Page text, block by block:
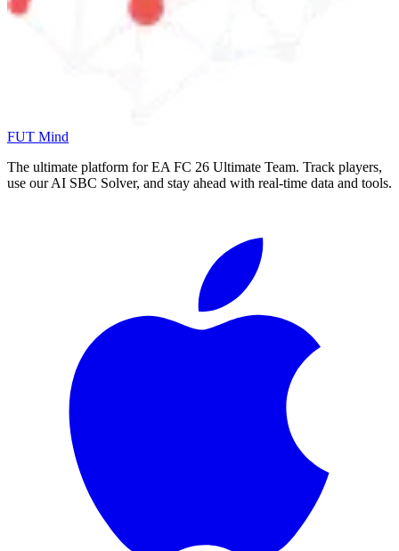
FUT Mind
The ultimate platform for EA FC 26 Ultimate Team. Track players,
use our AI SBC Solver, and stay ahead with real-time data and tools.